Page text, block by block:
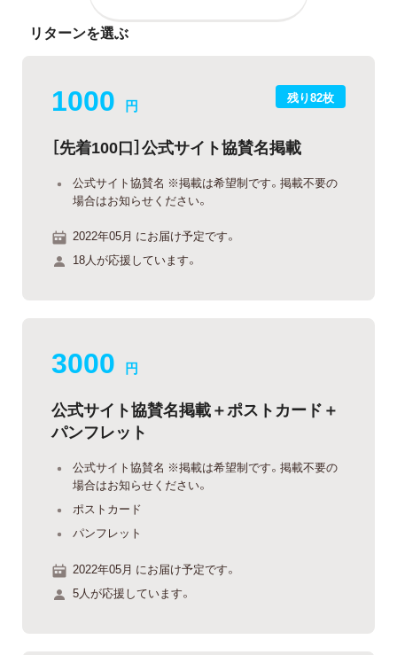
リターンを選ぶ
残り82枚
1000 円
［先着100口］公式サイト協賛名掲載
公式サイト協賛名 ※掲載は希望制です。掲載不要の
場合はお知らせください。
2022年05月 にお届け予定です。
18人が応援しています。
3000 円
公式サイト協賛名掲載＋ポストカード＋
パンフレット
公式サイト協賛名 ※掲載は希望制です。掲載不要の
場合はお知らせください。
ポストカード
パンフレット
2022年05月 にお届け予定です。
5人が応援しています。